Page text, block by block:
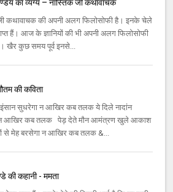
का व्यंग्य – नास्तिक जी कथावाचक
कथावाचक की अपनी अलग फिलोसोफी है। इनके चेले
हैं। आज के ज्ञानियों की भी अपनी अलग फिलोसोफी
है। खैर कुछ समय पूर्व इनसे...
की कविता
सुधरेगा न आखिर कब तलक ये दिले नादांन
आखिर कब तलक पेड़ देते मौन आमंत्रण खुले आकाश
से मेह बरसेगा न आखिर कब तलक &...
की कहानी - ममता